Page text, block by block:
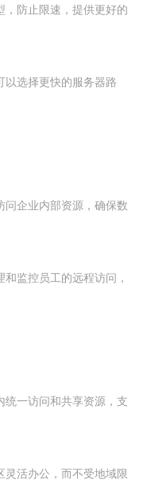
，防止限速，提供更好的
以选择更快的服务器路
问企业内部资源，确保数
监控员工的远程访问，
统一访问和共享资源，支
灵活办公，而不受地域限